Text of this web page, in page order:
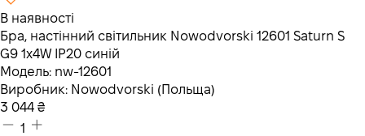
В наявності
Бра, настінний світильник Nowodvorski 12601 Saturn S
G9 1x4W IP20 синій
Модель: nw-12601
Виробник: Nowodvorski (Польща)
3 044 ₴
1